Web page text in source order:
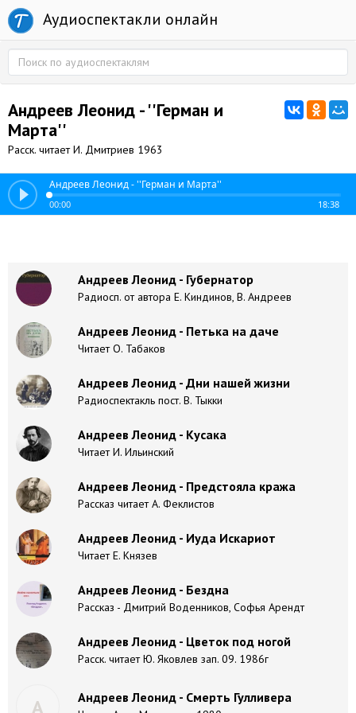
Аудиоспектакли онлайн
Андреев Леонид - ''Герман и
Марта''
Расск. читает И. Дмитриев 1963
Андреев Леонид - ''Герман и Марта''
00:00 18:38
Андреев Леонид - Губернатор
Радиосп. от автора Е. Киндинов, В. Андреев
Андреев Леонид - Петька на даче
Читает О. Табаков
Андреев Леонид - Дни нашей жизни
Радиоспектакль пост. В. Тыкки
Андреев Леонид - Кусака
Читает И. Ильинский
Андреев Леонид - Предстояла кража
Рассказ читает А. Феклистов
Андреев Леонид - Иуда Искариот
Читает Е. Князев
Андреев Леонид - Бездна
Рассказ - Дмитрий Воденников, Софья Арендт
Андреев Леонид - Цветок под ногой
Расск. читает Ю. Яковлев зап. 09. 1986г
А Андреев Леонид - Смерть Гулливера